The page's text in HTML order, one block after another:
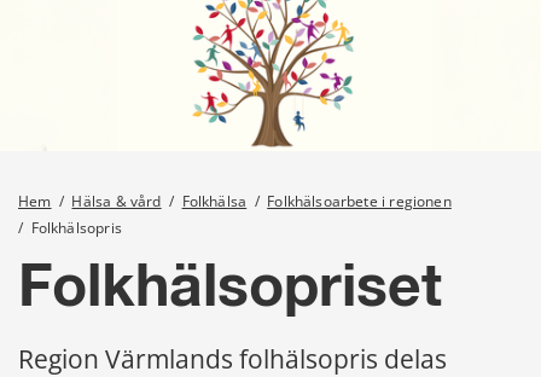
Hem / Hälsa & vård / Folkhälsa / Folkhälsoarbete i regionen
/ Folkhälsopris
Folkhälsopriset
Region Värmlands folhälsopris delas